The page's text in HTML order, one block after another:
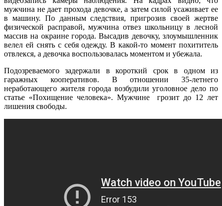
мужчина не дает прохода девочке, а затем силой усаживает ее
в машину. По данным следствия, пригрозив своей жертве
физической расправой, мужчина отвез школьницу в лесной
массив на окраине города. Высадив девочку, злоумышленник
велел ей снять с себя одежду. В какой-то момент похититель
отвлекся, а девочка воспользовалась моментом и убежала.
Подозреваемого задержали в короткий срок в одном из
гаражных кооперативов. В отношении 35-летнего
неработающего жителя города возбудили уголовное дело по
статье «Похищение человека». Мужчине грозит до 12 лет
лишения свободы.